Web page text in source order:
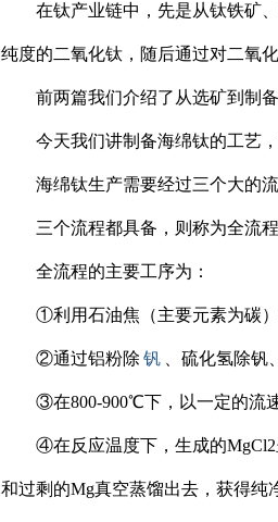
在钛产业链中，先是从钛铁矿、
纯度的二氧化钛，随后通过对二氧
前两篇我们介绍了从选矿到制备
今天我们讲制备海绵钛的工艺，
海绵钛生产需要经过三个大的流
三个流程都具备，则称为全流程
全流程的主要工序为：
①利用石油焦（主要元素为碳）
②通过铝粉除 钒 、硫化氢除
③在800-900℃下，以一定的流速
④在反应温度下，生成的MgCl2
和过剩的Mg真空蒸馏出去，获得纯